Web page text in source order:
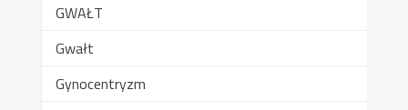
GWAŁT
Gwałt
Gynocentryzm